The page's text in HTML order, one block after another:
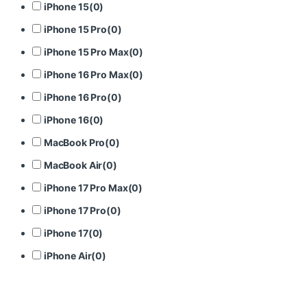
iPhone 15(0)
iPhone 15 Pro(0)
iPhone 15 Pro Max(0)
iPhone 16 Pro Max(0)
iPhone 16 Pro(0)
iPhone 16(0)
MacBook Pro(0)
MacBook Air(0)
iPhone 17 Pro Max(0)
iPhone 17 Pro(0)
iPhone 17(0)
iPhone Air(0)